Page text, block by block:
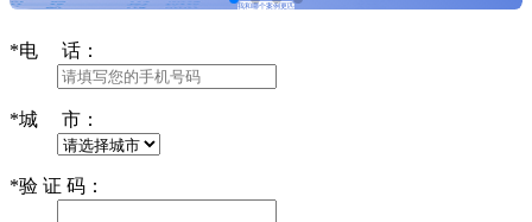
我和哪个案例更匹
*电 话：
*城 市：
*验 证 码：